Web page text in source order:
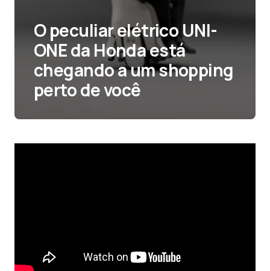
O peculiar elétrico UNI-
ONE da Honda está
chegando a um shopping
perto de você